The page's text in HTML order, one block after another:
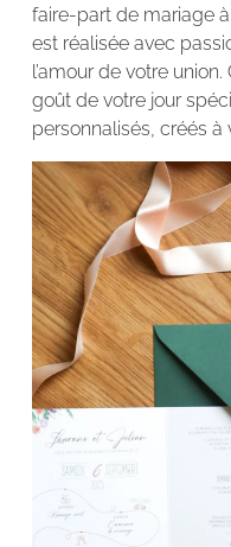
faire-part de mariage à
est réalisée avec
l’amour de votre
goût de votre jour
personnalisés, créés à